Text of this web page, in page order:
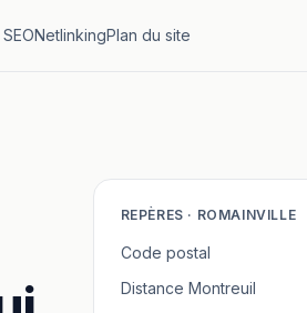
NetlinkingPlan du site
REPÈRES · ROMAINVILLE
Code postal
Distance Montreuil